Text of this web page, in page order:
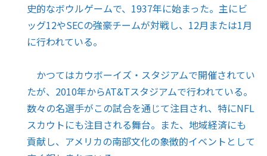
史的なボウルゲームで、1937年に始まった。主にビ
ッグ12やSECの強豪チームが対戦し、12月または1月
に行われている。
かつてはカウボーイズ・スタジアムで開催されてい
たが、2010年からAT&Tスタジアムで行われている。
数々の名選手がこの試合を通じて注目され、特にNFL
スカウトにも注目される舞台。また、地域経済にも
貢献し、アメリカの南部文化の象徴的イベントとして